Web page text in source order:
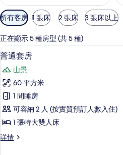
可
用
嘅
客
房
篩
選
條
件
所有客房 1 張床 2 張床 3 張床以上
正在顯示 5 種房型 (共 5 種)
載
入
所
有
普
通
套
房
6
普通套房
山景
60 平方米
1 間睡房
可容納 2 人 (按實質預訂人數入住)
1 張特大雙人床
詳情
普